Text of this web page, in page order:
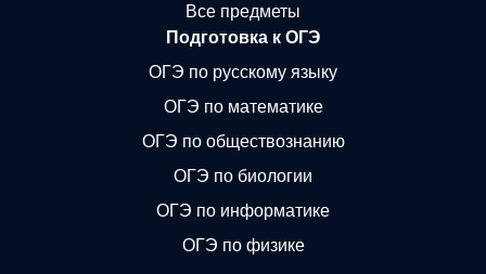
Все предметы
Подготовка к ОГЭ
ОГЭ по русскому языку
ОГЭ по математике
ОГЭ по обществознанию
ОГЭ по биологии
ОГЭ по информатике
ОГЭ по физике